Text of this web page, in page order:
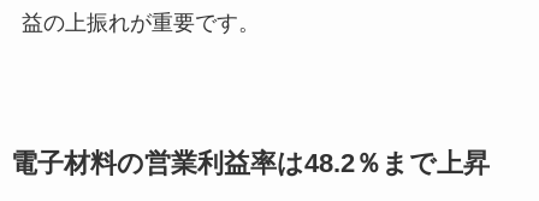
益の上振れが重要です。
電子材料の営業利益率は48.2％まで上昇